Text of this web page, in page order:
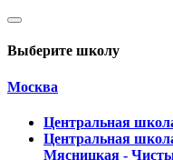
Выберите школу
Москва
Центральная
Центральная
Мясницкая -